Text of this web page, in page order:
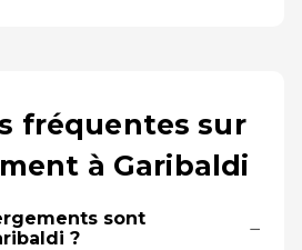
fréquentes sur
à Garibaldi
sont
?
−